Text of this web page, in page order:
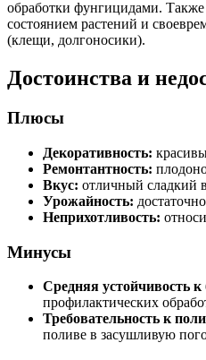
обработки фунгицидами. Также
состоянием растений и
(клещи, долгоносики).
Достоинства и
Плюсы
Декоративность:
Ремонтантность:
Вкус: отличный сладкий
Урожайность:
Неприхотливость:
Минусы
Средняя устойчивость к
профилактических
Требовательность к
поливе в засушливую